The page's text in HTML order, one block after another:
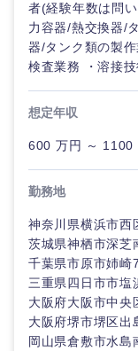
者(経験年数は問
力容器/熱交換器/
器/タンク類の製
検査業務 ・溶接技
想定年収
600 万円 ～ 1100
勤務地
神奈川県横浜市西
茨城県神栖市深芝
千葉県市原市姉崎
三重県四日市市塩
大阪府大阪市中
大阪府堺市堺区出
岡山県倉敷市水